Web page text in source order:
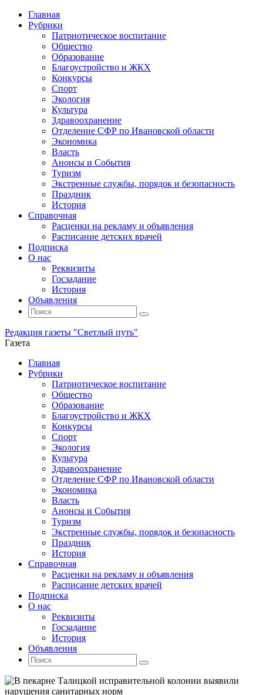
Главная
Рубрики
Патриотическое воспитание
Общество
Образование
Благоустройство и ЖКХ
Конкурсы
Спорт
Экология
Культура
Здравоохранение
Отделение СФР по Ивановской области
Экономика
Власть
Анонсы и События
Туризм
Экстренные службы, порядок и безопасность
Праздник
История
Справочная
Расценки на рекламу и объявления
Расписание детских врачей
Подписка
О нас
Реквизиты
Госзадание
История
Объявления
Поиск
Искать:
Поиск
Редакция газеты "Светлый путь"
Газета
Промотать
содержимому
Главная
Рубрики
Патриотическое воспитание
Общество
Образование
Благоустройство и ЖКХ
Конкурсы
Спорт
Экология
Культура
Здравоохранение
Отделение СФР по Ивановской области
Экономика
Власть
Анонсы и События
Туризм
Экстренные службы, порядок и безопасность
Праздник
История
Справочная
Расценки на рекламу и объявления
Расписание детских врачей
Подписка
О нас
Реквизиты
Госзадание
История
Объявления
Поиск
Искать:
Поиск